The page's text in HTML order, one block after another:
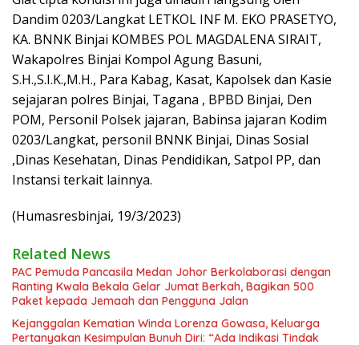
Dandim 0203/Langkat LETKOL INF M. EKO PRASETYO,
KA. BNNK Binjai KOMBES POL MAGDALENA SIRAIT,
Wakapolres Binjai Kompol Agung Basuni,
S.H.,S.I.K.,M.H., Para Kabag, Kasat, Kapolsek dan Kasie
sejajaran polres Binjai, Tagana , BPBD Binjai, Den
POM, Personil Polsek jajaran, Babinsa jajaran Kodim
0203/Langkat, personil BNNK Binjai, Dinas Sosial
,Dinas Kesehatan, Dinas Pendidikan, Satpol PP, dan
Instansi terkait lainnya.
(Humasresbinjai, 19/3/2023)
Related News
PAC Pemuda Pancasila Medan Johor Berkolaborasi dengan
Ranting Kwala Bekala Gelar Jumat Berkah, Bagikan 500
Paket kepada Jemaah dan Pengguna Jalan
Kejanggalan Kematian Winda Lorenza Gowasa, Keluarga
Pertanyakan Kesimpulan Bunuh Diri: “Ada Indikasi Tindak